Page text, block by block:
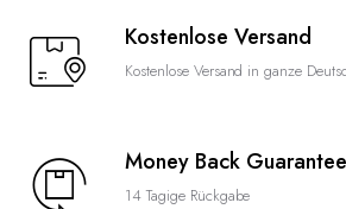
Kostenlose Versand
Kostenlose Versand in ganze
Money Back Guarantee
14 Tagige Rückgabe